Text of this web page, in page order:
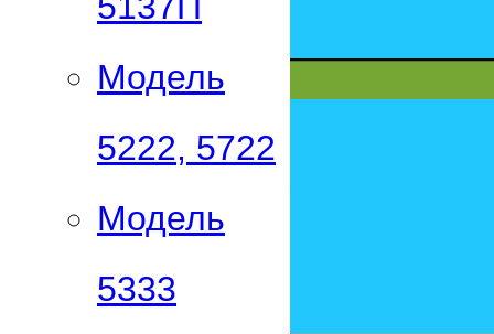
Модель
5222, 5722
Модель
5333